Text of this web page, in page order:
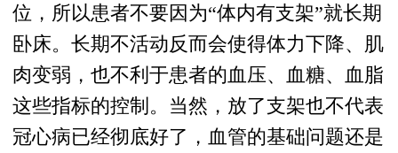
位，所以患者不要因为“体内有支架”就长期
卧床。长期不活动反而会使得体力下降、肌
肉变弱，也不利于患者的血压、血糖、血脂
这些指标的控制。当然，放了支架也不代表
冠心病已经彻底好了，血管的基础问题还是